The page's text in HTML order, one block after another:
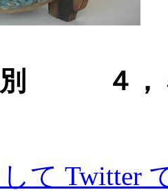
４，５
て Twitter